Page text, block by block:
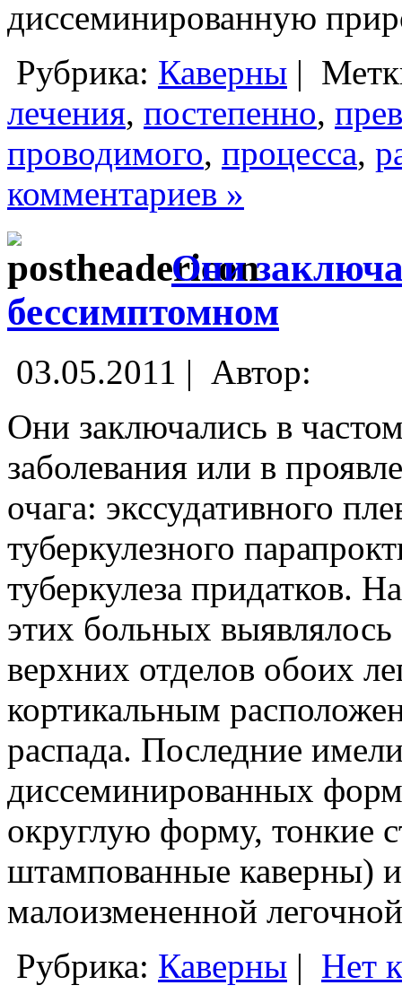
диссеминированную
Рубрика: Каверны |
лечения, постепенно,
проводимого, процесса,
комментариев »
Они
бессимптомном
03.05.2011 | Автор:
Они заключались в
заболевания или в
очага: экссудативного
туберкулезного
туберкулеза придатков.
этих больных
верхних отделов обоих
кортикальным
распада. Последние
диссеминированных форм
округлую форму, тонкие
штампованные каверны) и
малоизмененной
Рубрика: Каверны | Нет